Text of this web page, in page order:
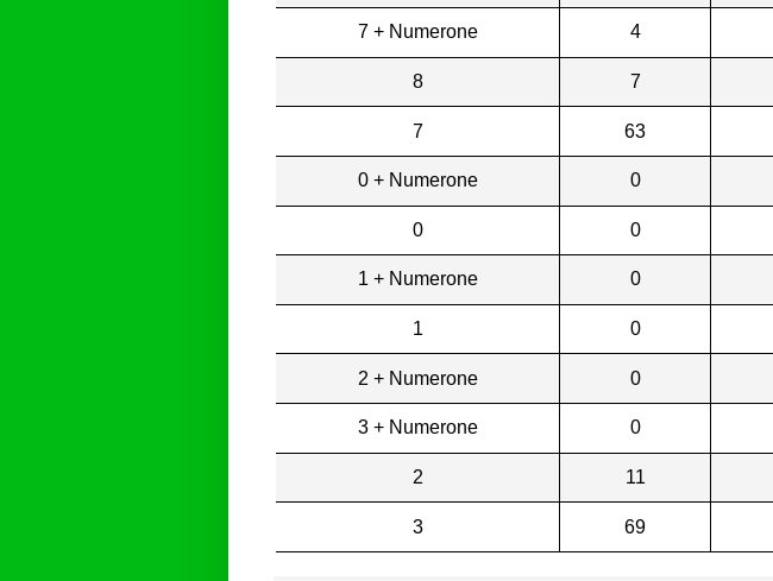
7 + Numerone 4
8 7
7 63
0 + Numerone 0
0 0
1 + Numerone 0
1 0
2 + Numerone 0
3 + Numerone 0
2 11
3 69